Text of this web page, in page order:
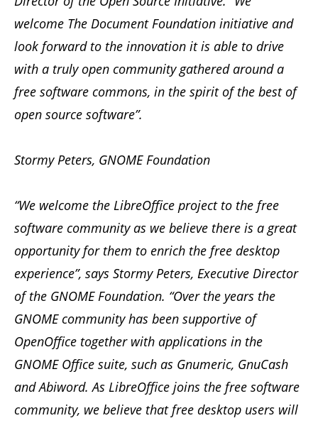
welcome The Document Foundation initiative and
look forward to the innovation it is able to drive
with a truly open community gathered around a
free software commons, in the spirit of the best of
open source software”.
Stormy Peters, GNOME Foundation
“We welcome the LibreOffice project to the free
software community as we believe there is a great
opportunity for them to enrich the free desktop
experience”, says Stormy Peters, Executive Director
of the GNOME Foundation. “Over the years the
GNOME community has been supportive of
OpenOffice together with applications in the
GNOME Office suite, such as Gnumeric, GnuCash
and Abiword. As LibreOffice joins the free software
community, we believe that free desktop users will